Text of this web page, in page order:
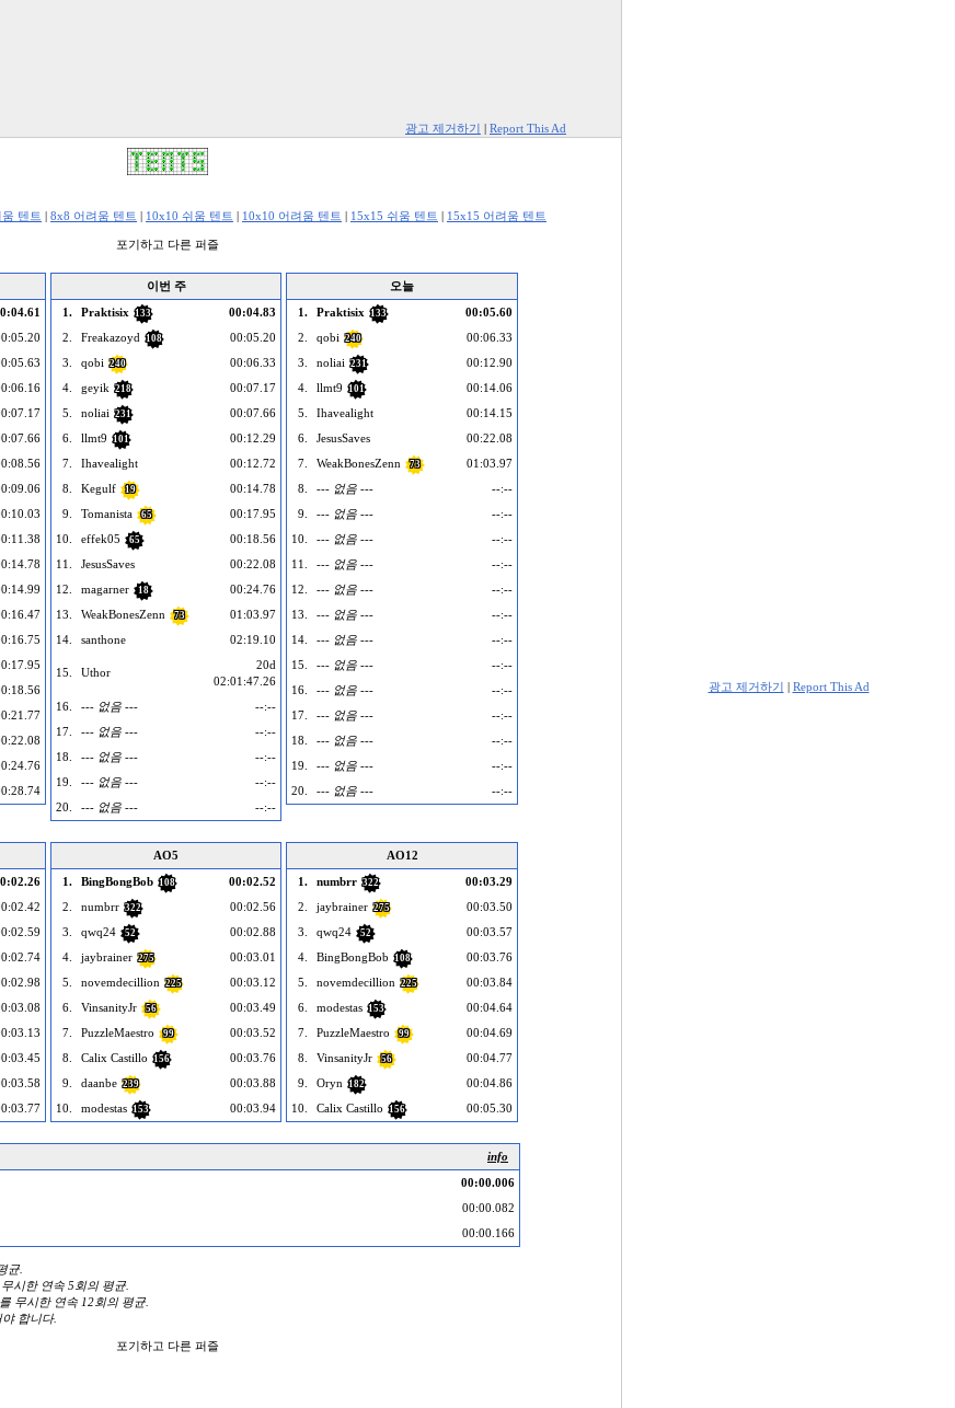
광고 제거하기 | Report This Ad
텐트 | 8x8 어려움 텐트 | 10x10 쉬움 텐트 | 10x10 어려움 텐트 | 15x15 쉬움 텐트 | 15x15 어려움 텐트
포기하고 다른 퍼즐
이번 주
1.
Praktisix 133
00:04.83
2.
Freakazoyd 108
00:05.20
3.
qobi 240
00:06.33
4.
geyik 218
00:07.17
5.
noliai 231
00:07.66
6.
llmt9 101
00:12.29
7.
Ihavealight
00:12.72
8.
Kegulf 19
00:14.78
9.
Tomanista 65
00:17.95
10.
effek05 65
00:18.56
11.
JesusSaves
00:22.08
12.
magarner 18
00:24.76
13.
WeakBonesZenn 73
01:03.97
14.
santhone 02:19.10
15. Uthor
20d
02:01:47.26
16.
--- 없음 ---
--:--
17.
--- 없음 ---
--:--
18.
--- 없음 ---
--:--
19.
--- 없음 ---
--:--
20.
--- 없음 --- --:--
오늘
1.
Praktisix 133
00:05.60
2.
qobi 240
00:06.33
3.
noliai 231
00:12.90
4.
llmt9 101
00:14.06
5.
Ihavealight
00:14.15
6.
JesusSaves
00:22.08
7.
WeakBonesZenn 73
01:03.97
8.
--- 없음 ---
--:--
9.
--- 없음 ---
--:--
10.
--- 없음 ---
--:--
11.
--- 없음 ---
--:--
12.
--- 없음 ---
--:--
13.
--- 없음 ---
--:--
14.
--- 없음 ---
--:--
15.
--- 없음 ---
--:--
16.
--- 없음 ---
--:--
17.
--- 없음 ---
--:--
18.
--- 없음 ---
--:--
19.
--- 없음 ---
--:--
20.
--- 없음 --- --:--
AO5
1.
BingBongBob 108
00:02.52
2.
numbrr 322
00:02.56
3.
qwq24 52
00:02.88
4.
jaybrainer 275
00:03.01
5.
novemdecillion 225
00:03.12
6.
VinsanityJr 56
00:03.49
7.
PuzzleMaestro 99
00:03.52
8.
Calix Castillo 156
00:03.76
9.
daanbe 239
00:03.88
10.
modestas 153 00:03.94
AO12
1.
numbrr 322
00:03.29
2.
jaybrainer 275
00:03.50
3.
qwq24 52
00:03.57
4.
BingBongBob 108
00:03.76
5.
novemdecillion 225
00:03.84
6.
modestas 153
00:04.64
7.
PuzzleMaestro 99
00:04.69
8.
VinsanityJr 56
00:04.77
9.
Oryn 182
00:04.86
10.
Calix Castillo 156 00:05.30
info
00:00.006
00:00.082
00:00.166
균.
시한 연속 5회의 평균.
무시한 연속 12회의 평균.
합니다.
포기하고 다른 퍼즐
광고 제거하기 | Report This Ad